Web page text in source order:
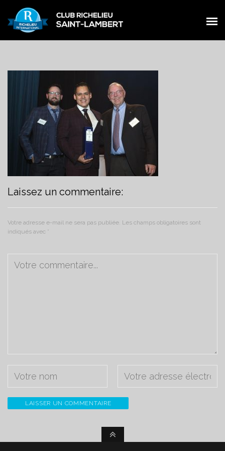
ŒUVRES
ÉVÉNEMENTS
NOUVELLES
CONTACT
MEMBRES
ŒUVRES
ÉVÉNEMENTS
NOUVELLES
CONTACT
Laissez un commentaire:
Votre adresse e-mail ne sera pas publiée. Les champs obligatoires sont
indiqués avec *